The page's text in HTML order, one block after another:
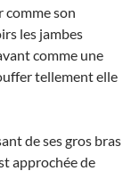
comme son
les jambes
comme une
tellement elle
de ses gros bras
approchée de